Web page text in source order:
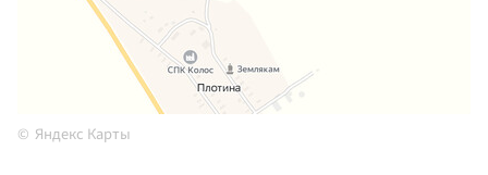
Яндекс Карты